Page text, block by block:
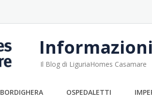
Il Blog di LiguriaHomes Casamare
BORDIGHERA OSPEDALETTI